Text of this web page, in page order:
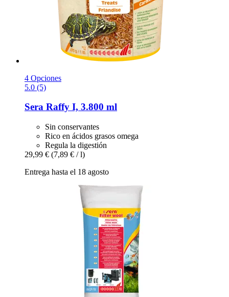
4 Opciones
5.0 (5)
Sera Raffy I, 3.800 ml
Sin conservantes
Rico en ácidos grasos omega
Regula la digestión
29,99 € (7,89 € / l)
Entrega hasta el 18 agosto